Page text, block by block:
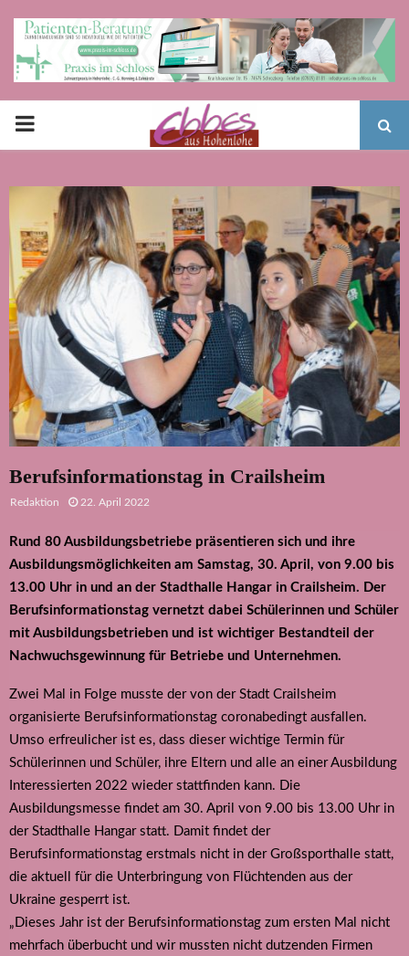
PRIMARY
Berufsinformationstag in Crailsheim
Redaktion 22. April 2022
Rund 80 Ausbildungsbetriebe präsentieren sich und ihre
Ausbildungsmöglichkeiten am Samstag, 30. April, von 9.00 bis
13.00 Uhr in und an der Stadthalle Hangar in Crailsheim. Der
Berufsinformationstag vernetzt dabei Schülerinnen und Schüler
mit Ausbildungsbetrieben und ist wichtiger Bestandteil der
Nachwuchsgewinnung für Betriebe und Unternehmen.
Zwei Mal in Folge musste der von der Stadt Crailsheim
organisierte Berufsinformationstag coronabedingt ausfallen.
Umso erfreulicher ist es, dass dieser wichtige Termin für
Schülerinnen und Schüler, ihre Eltern und alle an einer Ausbildung
Interessierten 2022 wieder stattfinden kann. Die
Ausbildungsmesse findet am 30. April von 9.00 bis 13.00 Uhr in
der Stadthalle Hangar statt. Damit findet der
Berufsinformationstag erstmals nicht in der Großsporthalle statt,
die aktuell für die Unterbringung von Flüchtenden aus der
Ukraine gesperrt ist.
„Dieses Jahr ist der Berufsinformationstag zum ersten Mal nicht
mehrfach überbucht und wir mussten nicht dutzenden Firmen